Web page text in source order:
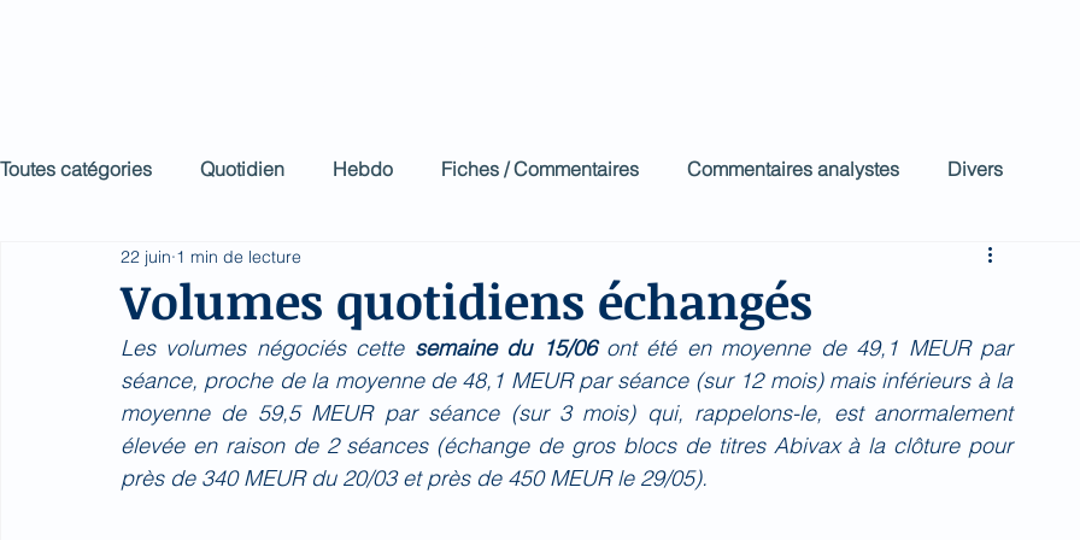
Toutes catégories Quotidien Hebdo Fiches / Commentaires Commentaires analystes Divers
Volumes quotidiens échangés
22 juin 1 min de lecture
Les volumes négociés cette semaine du 15/06 ont été en moyenne de 49,1 MEUR par
séance, proche de la moyenne de 48,1 MEUR par séance (sur 12 mois) mais inférieurs à la
moyenne de 59,5 MEUR par séance (sur 3 mois) qui, rappelons-le, est anormalement
élevée en raison de 2 séances (échange de gros blocs de titres Abivax à la clôture pour
près de 340 MEUR du 20/03 et près de 450 MEUR le 29/05).